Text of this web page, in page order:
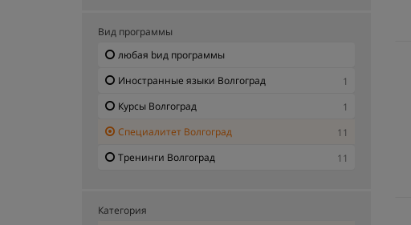
Вид программы
любая bид программы
Иностранные языки Волгоград
1
Курсы Волгоград
1
Специалитет Волгоград
11
Тренинги Волгоград
11
Категория